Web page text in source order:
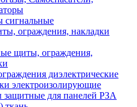
сигнальные
ограждения, накладки
щиты, ограждения,
диэлектрические
электроизолирующие
для панелей РЗА